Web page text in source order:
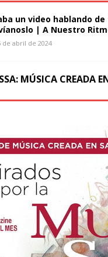
un video hablando
| A Nuestro
de abril de 2024
MÚSICA CREADA